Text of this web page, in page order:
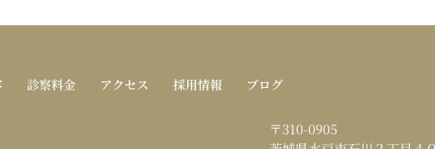
診察料金 アクセス 採用情報 ブログ
〒310-0905